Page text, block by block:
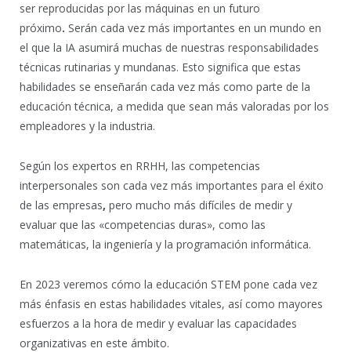
ser reproducidas por las máquinas en un futuro
próximo. Serán cada vez más importantes en un mundo en
el que la IA asumirá muchas de nuestras responsabilidades
técnicas rutinarias y mundanas. Esto significa que estas
habilidades se enseñarán cada vez más como parte de la
educación técnica, a medida que sean más valoradas por los
empleadores y la industria.
Según los expertos en RRHH, las competencias
interpersonales son cada vez más importantes para el éxito
de las empresas, pero mucho más difíciles de medir y
evaluar que las «competencias duras», como las
matemáticas, la ingeniería y la programación informática.
En 2023 veremos cómo la educación STEM pone cada vez
más énfasis en estas habilidades vitales, así como mayores
esfuerzos a la hora de medir y evaluar las capacidades
organizativas en este ámbito.